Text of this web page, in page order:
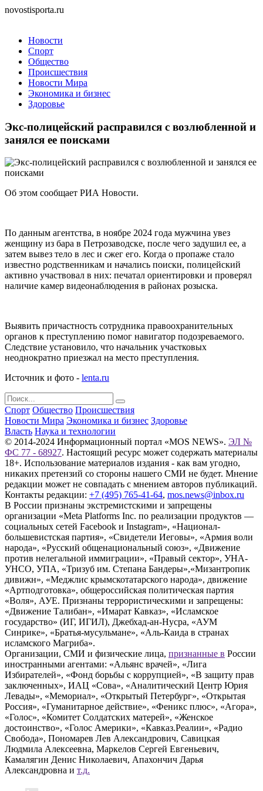
novostisporta.ru
Новости
Спорт
Общество
Происшествия
Новости Мира
Экономика и бизнес
Здоровье
Экс-полицейский расправился с возлюбленной и
занялся ее поисками
Об этом сообщает РИА Новости.
По данным агентства, в ноябре 2024 года мужчина увез
женщину из бара в Петрозаводске, после чего задушил ее, а
затем вывез тело в лес и сжег его. Когда о пропаже стало
известно родственникам и начались поиски, полицейский
активно участвовал в них: печатал ориентировки и проверял
наличие камер видеонаблюдения в районах розыска.
Выявить причастность сотрудника правоохранительных
органов к преступлению помог навигатор подозреваемого.
Следствие установило, что начальник участковых
неоднократно приезжал на место преступления.
Источник и фото - lenta.ru
Спорт Общество Происшествия
Новости Мира Экономика и бизнес Здоровье
Власть Наука и технологии
© 2014-2024 Информационный портал «MOS NEWS». ЭЛ №
ФС 77 - 68927. Настоящий ресурс может содержать материалы
18+. Использование материалов издания - как вам угодно,
никаких претензий со стороны нашего СМИ не будет. Мнение
редакции может не совпадать с мнением авторов публикаций.
Контакты редакции: +7 (495) 765-41-64, mos.news@inbox.ru
В России признаны экстремистскими и запрещены
организации «Meta Platforms Inc. по реализации продуктов —
социальных сетей Facebook и Instagram», «Национал-
большевистская партия», «Свидетели Иеговы», «Армия воли
народа», «Русский общенациональный союз», «Движение
против нелегальной иммиграции», «Правый сектор», УНА-
УНСО, УПА, «Тризуб им. Степана Бандеры»,«Мизантропик
дивижн», «Меджлис крымскотатарского народа», движение
«Артподготовка», общероссийская политическая партия
«Воля», АУЕ. Признаны террористическими и запрещены:
«Движение Талибан», «Имарат Кавказ», «Исламское
государство» (ИГ, ИГИЛ), Джебхад-ан-Нусра, «АУМ
Синрике», «Братья-мусульмане», «Аль-Каида в странах
исламского Магриба».
Организации, СМИ и физические лица, признанные в России
иностранными агентами: «Альянс врачей», «Лига
Избирателей», «Фонд борьбы с коррупцией», «В защиту прав
заключенных», ИАЦ «Сова», «Аналитический Центр Юрия
Левады», «Мемориал», «Открытый Петербург», «Открытая
Россия», «Гуманитарное действие», «Феникс плюс», «Агора»,
«Голос», «Комитет Солдатских матерей», «Женское
достоинство», «Голос Америки», «Кавказ.Реалии», «Радио
Свобода», Пономарев Лев Александрович, Савицкая
Людмила Алексеевна, Маркелов Сергей Евгеньевич,
Камалягин Денис Николаевич, Апахончич Дарья
Александровна и т.д.